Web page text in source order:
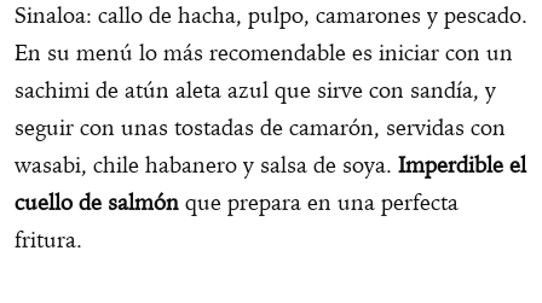
Sinaloa: callo de hacha, pulpo, camarones y pescado.
En su menú lo más recomendable es iniciar con un
sachimi de atún aleta azul que sirve con sandía, y
seguir con unas tostadas de camarón, servidas con
wasabi, chile habanero y salsa de soya. Imperdible el
cuello de salmón que prepara en una perfecta
fritura.